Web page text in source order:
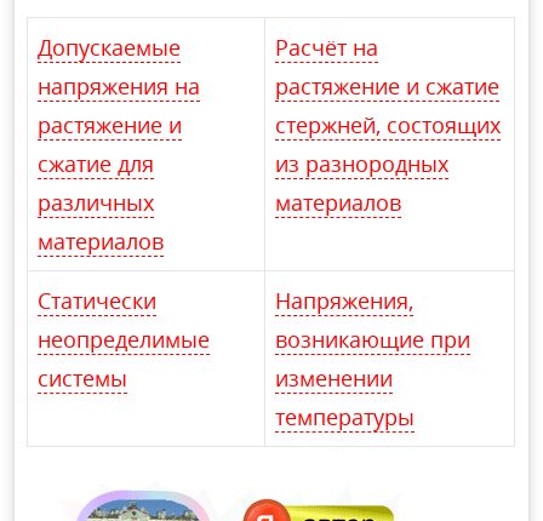
Допускаемые
напряжения на
растяжение и
сжатие для
различных
материалов
Расчёт на
растяжение и сжатие
стержней, состоящих
из разнородных
материалов
Статически
неопределимые
системы
Напряжения,
возникающие при
изменении
температуры